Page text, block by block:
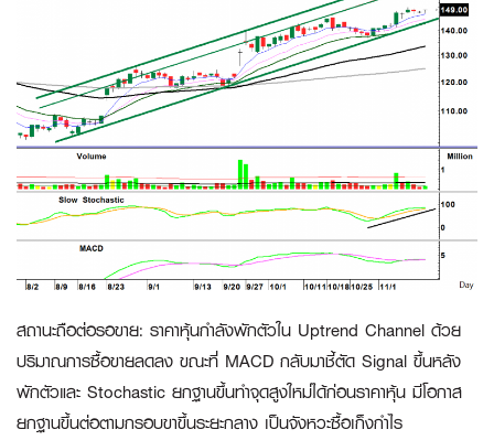
สถานะถือต่อรอขาย: ราคาหุ้นกำลังพักตัวใน Uptrend Channel ด้วย
ปริมาณการซื้อขายลดลง ขณะที่ MACD กลับมาชี้ตัด Signal ขึ้นหลัง
พักตัวและ Stochastic ยกฐานขึ้นทำจุดสูงใหม่ได้ก่อนราคาหุ้น มีโอกาส
ยกฐานขึ้นต่อตามกรอบขาขึ้นระยะกลาง เป็นจังหวะซื้อเก็งกำไร